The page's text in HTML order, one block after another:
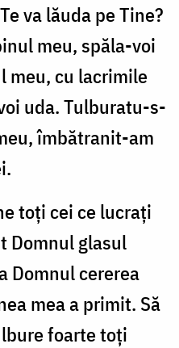
va lăuda pe Tine?
meu, spăla-voi
meu, cu lacrimile
uda. Tulburatu-s-
îmbătranit-am
toți cei ce lucrați
Domnul glasul
Domnul cererea
mea a primit. Să
foarte toți